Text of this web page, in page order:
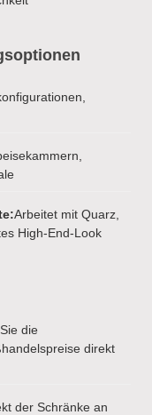
Arbeitet mit Quarz,
High-End-Look
die
direkt
der Schränke an